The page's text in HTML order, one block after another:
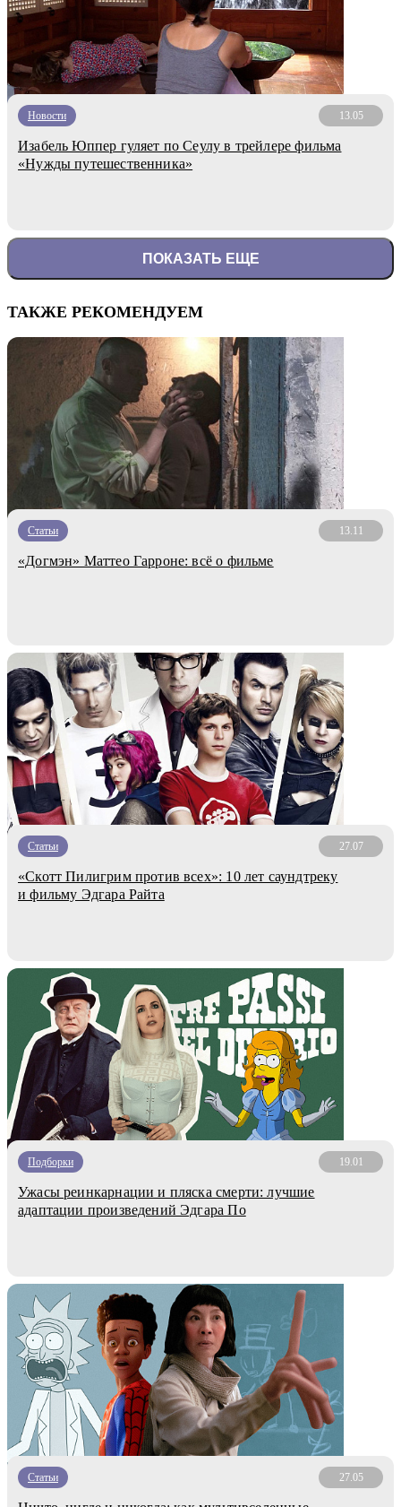
Новости 13.05
Изабель Юппер гуляет по Сеулу в трейлере фильма
«Нужды путешественника»
ПОКАЗАТЬ ЕЩЕ
ТАКЖЕ РЕКОМЕНДУЕМ
Статьи 13.11
«Догмэн» Маттео Гарроне: всё о фильме
Статьи 27.07
«Скотт Пилигрим против всех»: 10 лет саундтреку
и фильму Эдгара Райта
Подборки 19.01
Ужасы реинкарнации и пляска смерти: лучшие
адаптации произведений Эдгара По
Статьи 27.05